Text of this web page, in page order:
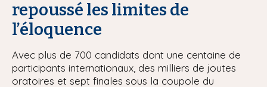
repoussé les limites de
l’éloquence
Avec plus de 700 candidats dont une centaine de
participants internationaux, des milliers de joutes
oratoires et sept finales sous la coupole du